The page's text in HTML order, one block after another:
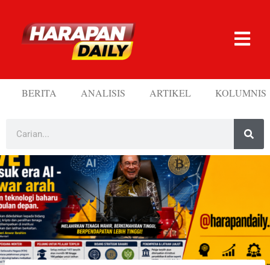
BERITA ANALISIS ARTIKEL KOLUMNIS